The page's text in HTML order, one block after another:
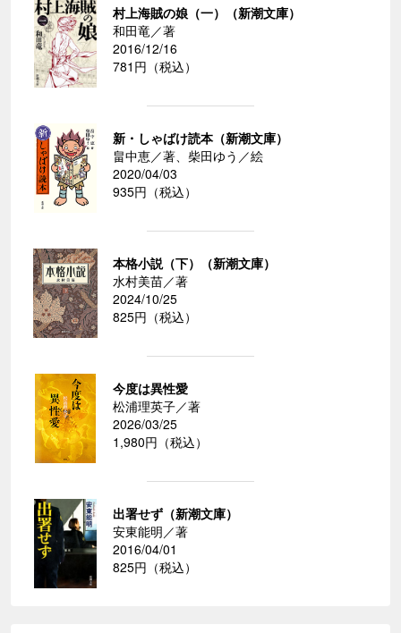
村上海賊の娘（一）（新潮文庫）
和田竜／著
2016/12/16
781円（税込）
新・しゃばけ読本（新潮文庫）
畠中恵／著、柴田ゆう／絵
2020/04/03
935円（税込）
本格小説（下）（新潮文庫）
水村美苗／著
2024/10/25
825円（税込）
今度は異性愛
松浦理英子／著
2026/03/25
1,980円（税込）
出署せず（新潮文庫）
安東能明／著
2016/04/01
825円（税込）